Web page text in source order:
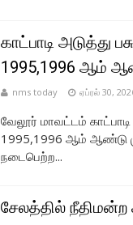
காட்பாடி அடுத்து
1995,1996 ஆம்
nms today ஏப்ரல் 30,
வேலூர் மாவட்டம்
1995,1996 ஆம் ஆண்டு
நடைபெற்ற...
சேலத்தில் நீதிமன்ற